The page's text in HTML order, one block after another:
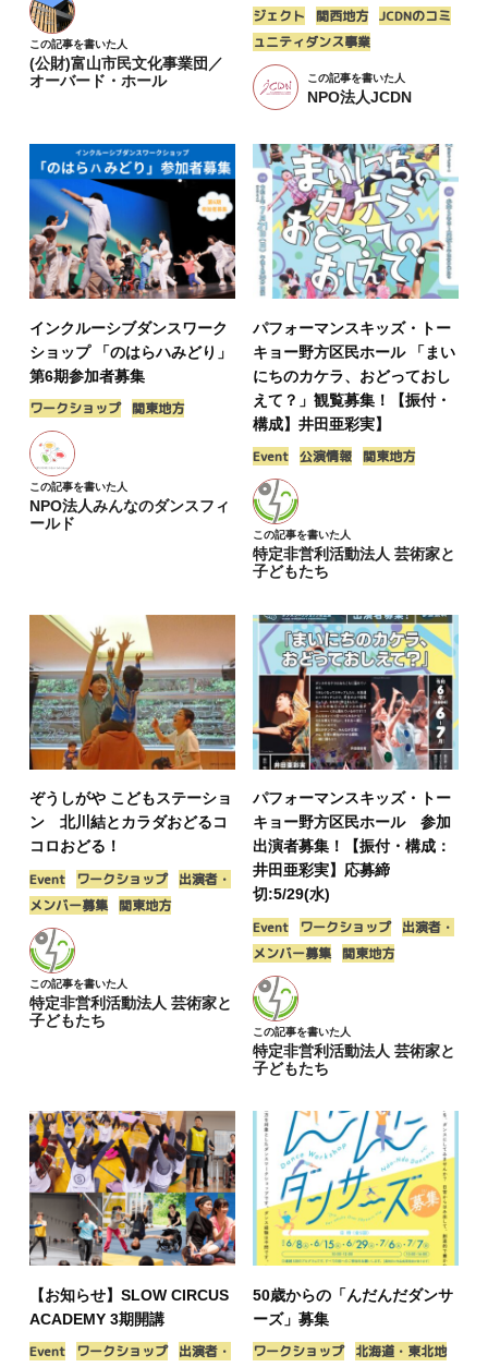
この記事を書いた人
(公財)富山市民文化事業団／
オーバード・ホール
ジェクト
関西地方 JCDNのコミ
ュニティダンス事業
この記事を書いた人
NPO法人JCDN
インクルーシブダンスワーク
ショップ 「のはらハみどり」
第6期参加者募集
ワークショップ 関東地方
この記事を書いた人
NPO法人みんなのダンスフィ
ールド
パフォーマンスキッズ・トー
キョー野方区民ホール 「まい
にちのカケラ、おどっておし
えて？」観覧募集！【振付・
構成】井田亜彩実】
Event 公演情報 関東地方
この記事を書いた人
特定非営利活動法人 芸術家と
子どもたち
ぞうしがや こどもステーショ
ン 北川結とカラダおどるコ
コロおどる！
Event ワークショップ
出演者・
メンバー募集 関東地方
この記事を書いた人
特定非営利活動法人 芸術家と
子どもたち
パフォーマンスキッズ・トー
キョー野方区民ホール 参加
出演者募集！【振付・構成：
井田亜彩実】応募締
切:5/29(水)
Event ワークショップ
出演者・
メンバー募集 関東地方
この記事を書いた人
特定非営利活動法人 芸術家と
子どもたち
【お知らせ】SLOW CIRCUS
ACADEMY 3期開講
Event ワークショップ
出演者・
50歳からの「んだんだダンサ
ーズ」募集
ワークショップ
北海道・東北地